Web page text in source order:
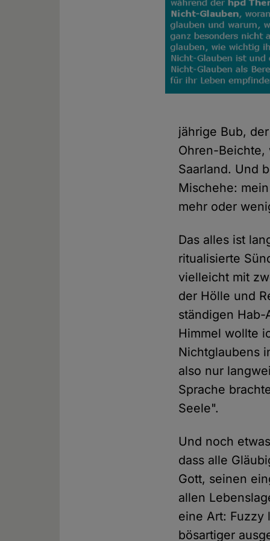
jährige Bub,
Ohren-Beichte,
Saarland. Und
Mischehe:
mehr oder
Das alles ist
ritualisierte
vielleicht mit
der Hölle und
ständigen
Himmel wollte
Nichtglaubens
also nur
Sprache
Seele".
Und noch
dass alle
Gott, seinen
allen
eine Art: Fuzzy
bösartiger